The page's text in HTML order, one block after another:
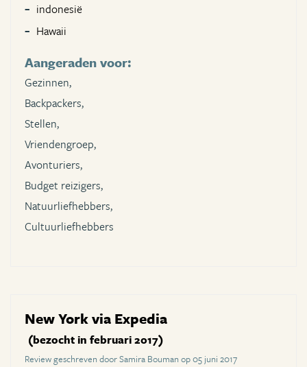
indonesië
Hawaii
Aangeraden voor:
Gezinnen,
Backpackers,
Stellen,
Vriendengroep,
Avonturiers,
Budget reizigers,
Natuurliefhebbers,
Cultuurliefhebbers
New York via Expedia
(bezocht in februari 2017)
Review geschreven door Samira Bouman op 05 juni 2017